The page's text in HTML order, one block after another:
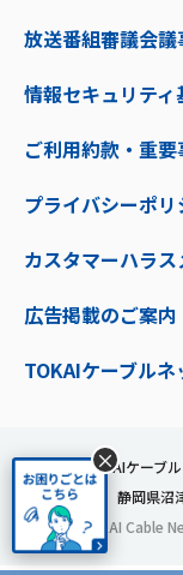
放送番組審議会議
情報セキュリティ
ご利用約款・重
プライバシーポリ
カスタマーハラ
広告掲載のご案内
TOKAIケーブル
株式会社TOKAIケーブ
〒410-0053 静岡県沼
© 2024 TOKAI Cable
×